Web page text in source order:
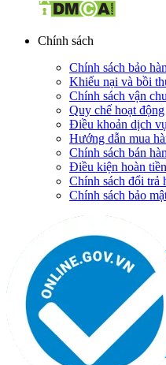
Chính sách
Chính sách bảo
Khiếu nại và bồi
Chính sách vận
Quy chế hoạt động
Điều khoản dịch
Hướng dẫn mua
Chính sách bán
Điều kiện hoàn tiền
Chính sách đổi trả
Chính sách bảo